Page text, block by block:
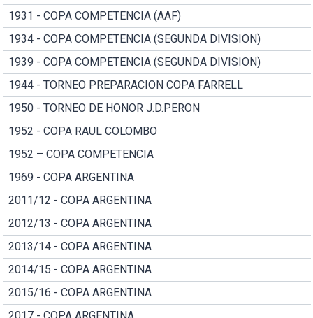
1931 - COPA COMPETENCIA (AAF)
1934 - COPA COMPETENCIA (SEGUNDA DIVISION)
1939 - COPA COMPETENCIA (SEGUNDA DIVISION)
1944 - TORNEO PREPARACION COPA FARRELL
1950 - TORNEO DE HONOR J.D.PERON
1952 - COPA RAUL COLOMBO
1952 – COPA COMPETENCIA
1969 - COPA ARGENTINA
2011/12 - COPA ARGENTINA
2012/13 - COPA ARGENTINA
2013/14 - COPA ARGENTINA
2014/15 - COPA ARGENTINA
2015/16 - COPA ARGENTINA